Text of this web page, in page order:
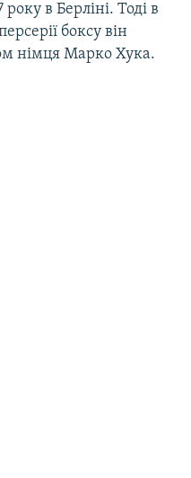
року в Берліні. Тоді в
боксу він
німця Марко Хука.